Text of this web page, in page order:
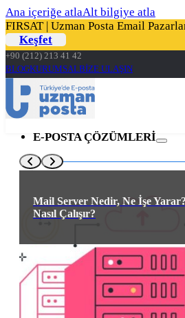
Ana içeriğe atlaAlt bilgiye atla
FIRSAT | Uzman Posta Email
Keşfet
+90 (212) 213 41 42
BLOGKURUMSALBİZE ULAŞIN
E-POSTA ÇÖZÜMLERİ
Yeni Kurumsal E-posta ürün
DEDICATED E-
İşletmenize özel dedike e-
GÜVENLİK
Mail Server Nedir, Ne İşe
Nasıl Çalışır?